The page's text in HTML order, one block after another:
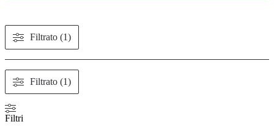
Filtrato (1)
Filtrato (1)
Filtri